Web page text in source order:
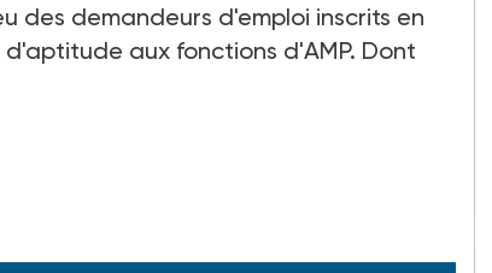
des demandeurs d'emploi inscrits en
aux fonctions d'AMP. Dont